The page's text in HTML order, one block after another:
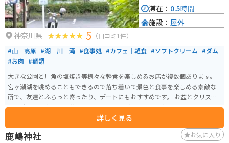
神奈川県 5 （口コミ1件）
#山｜高原 #湖｜川｜滝 #食事処 #カフェ｜軽食 #ソフトクリーム #ダム
#お肉 #麺類
大きな公園と川魚の塩焼き等様々な軽食を楽しめるお店が複数個あります。
宮ヶ瀬湖を眺めることもできるので落ち着いて景色と食事を楽しめる素敵な
所で、友達とふらっと寄ったり、デートにもおすすめです。 お盆とクリスマ
スの時期に屋台が出て花火も上がるお祭りがあり、夏と冬は賑わっているの
でその時期に行くのもオススメです。(お祭り時期等、駐車料金がかかる日が
あります)自然豊かで季節によって様々な表情を見せてくれる水の郷に是非一
度足を運んでみてください。
詳しく見る
滞在： 0.5時間
施設： 屋外
鹿嶋神社 お気に入り